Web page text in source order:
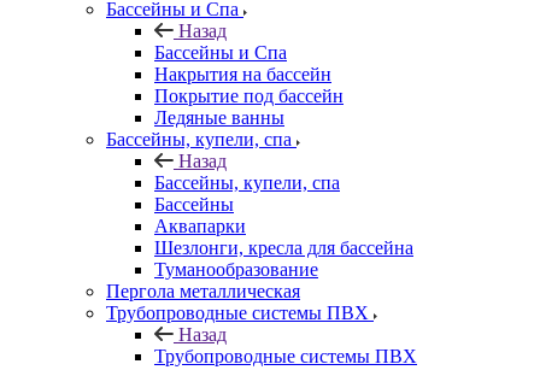
Бассейны и Спа
Назад
Бассейны и Спа
Накрытия на бассейн
Покрытие под бассейн
Ледяные ванны
Бассейны, купели, спа
Назад
Бассейны, купели, спа
Бассейны
Аквапарки
Шезлонги, кресла для бассейна
Туманообразование
Пергола металлическая
Трубопроводные системы ПВХ
Назад
Трубопроводные системы ПВХ